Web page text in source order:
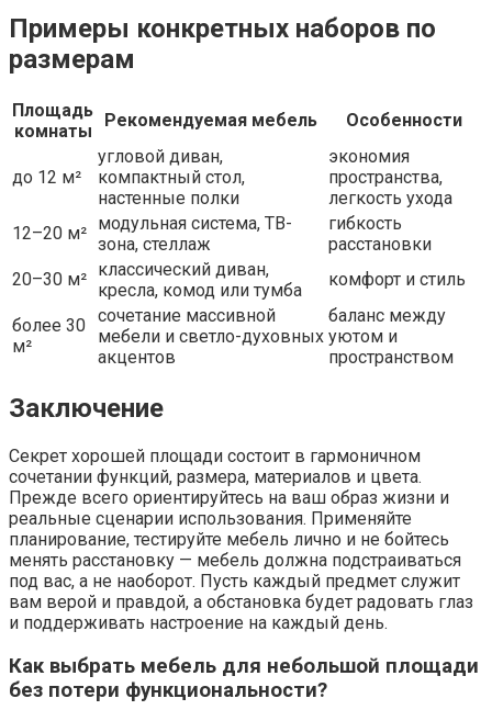
Примеры конкретных наборов по
размерам
Площадь
комнаты
Рекомендуемая мебель Особенности
до 12 м²
угловой диван,
компактный стол,
настенные полки
экономия
пространства,
легкость ухода
12–20 м² модульная система, ТВ-
зона, стеллаж
гибкость
расстановки
20–30 м² классический диван,
кресла, комод или тумба
комфорт и стиль
более 30
м²
сочетание массивной
мебели и светло-духовных
акцентов
баланс между
уютом и
пространством
Заключение
Секрет хорошей площади состоит в гармоничном
сочетании функций, размера, материалов и цвета.
Прежде всего ориентируйтесь на ваш образ жизни и
реальные сценарии использования. Применяйте
планирование, тестируйте мебель лично и не бойтесь
менять расстановку — мебель должна подстраиваться
под вас, а не наоборот. Пусть каждый предмет служит
вам верой и правдой, а обстановка будет радовать глаз
и поддерживать настроение на каждый день.
Как выбрать мебель для небольшой площади
без потери функциональности?